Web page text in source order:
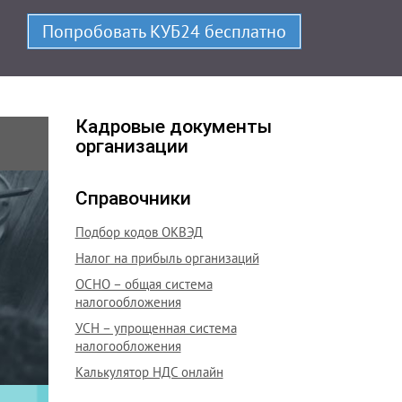
Попробовать КУБ24 бесплатно
Кадровые документы
организации
Справочники
Подбор кодов ОКВЭД
Налог на прибыль организаций
ОСНО – общая система
налогообложения
УСН – упрощенная система
налогообложения
Калькулятор НДС онлайн